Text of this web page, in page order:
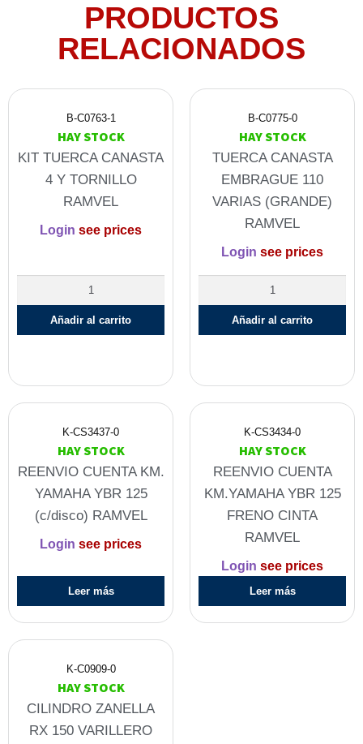
PRODUCTOS
RELACIONADOS
B-C0763-1
HAY STOCK
KIT TUERCA CANASTA
4 Y TORNILLO
RAMVEL
Login see prices
Añadir al carrito
B-C0775-0
HAY STOCK
TUERCA CANASTA
EMBRAGUE 110
VARIAS (GRANDE)
RAMVEL
Login see prices
Añadir al carrito
K-CS3437-0
HAY STOCK
REENVIO CUENTA KM.
YAMAHA YBR 125
(c/disco) RAMVEL
Login see prices
Leer más
K-CS3434-0
HAY STOCK
REENVIO CUENTA
KM.YAMAHA YBR 125
FRENO CINTA
RAMVEL
Login see prices
Leer más
K-C0909-0
HAY STOCK
CILINDRO ZANELLA
RX 150 VARILLERO